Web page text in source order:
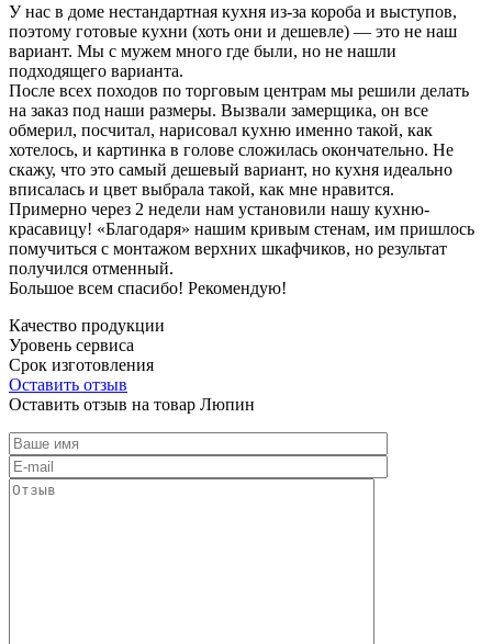
У нас в доме нестандартная кухня из-за короба и выступов,
поэтому готовые кухни (хоть они и дешевле) — это не наш
вариант. Мы с мужем много где были, но не нашли
подходящего варианта.
После всех походов по торговым центрам мы решили делать
на заказ под наши размеры. Вызвали замерщика, он все
обмерил, посчитал, нарисовал кухню именно такой, как
хотелось, и картинка в голове сложилась окончательно. Не
скажу, что это самый дешевый вариант, но кухня идеально
вписалась и цвет выбрала такой, как мне нравится.
Примерно через 2 недели нам установили нашу кухню-
красавицу! «Благодаря» нашим кривым стенам, им пришлось
помучиться с монтажом верхних шкафчиков, но результат
получился отменный.
Большое всем спасибо! Рекомендую!
Качество продукции
Уровень сервиса
Срок изготовления
Оставить отзыв
Оставить отзыв на товар Люпин